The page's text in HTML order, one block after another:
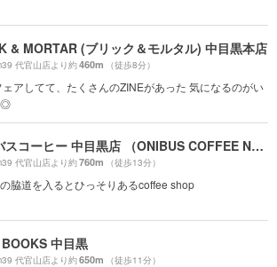
& MORTAR (ブリック＆モルタル) 中目黒本店
代官山店より約460m （徒歩8分）
アしてて、たくさんのZINEがあった 気になるのがい
◎
オニバスコーヒー 中目黒店 （ONIBUS COFFEE NAKAMEGURO）
代官山店より約760m （徒歩13分）
脇道を入るとひっそりあるcoffee shop
中目黒
代官山店より約650m （徒歩11分）